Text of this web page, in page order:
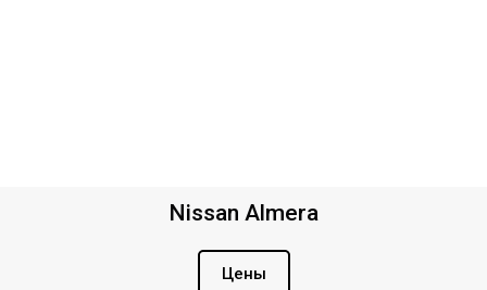
Nissan Almera
Цены